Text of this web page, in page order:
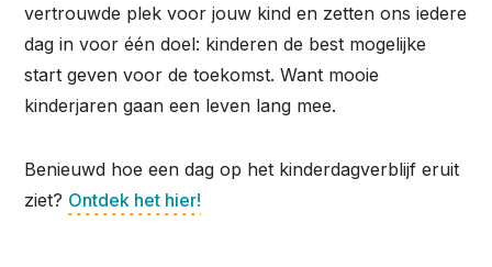
vertrouwde plek voor jouw kind en zetten ons iedere
dag in voor één doel: kinderen de best mogelijke
start geven voor de toekomst. Want mooie
kinderjaren gaan een leven lang mee.
Benieuwd hoe een dag op het kinderdagverblijf eruit
ziet? Ontdek het hier!